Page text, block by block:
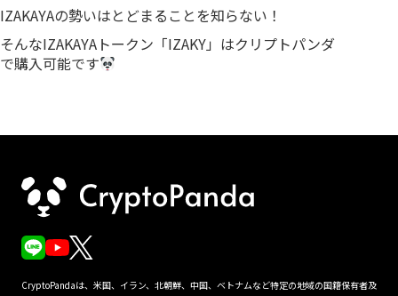
IZAKAYAの勢いはとどまることを知らない！
そんなIZAKAYAトークン「IZAKY」はクリプトパンダ
で購入可能です
CryptoPandaは、米国、イラン、北朝鮮、中国、ベトナムなど特定の地域の国籍保有者及